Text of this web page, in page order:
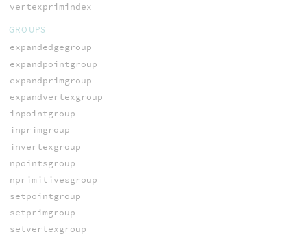
vertexprimindex
GROUPS
expandedgegroup
expandpointgroup
expandprimgroup
expandvertexgroup
inpointgroup
inprimgroup
invertexgroup
npointsgroup
nprimitivesgroup
setpointgroup
setprimgroup
setvertexgroup